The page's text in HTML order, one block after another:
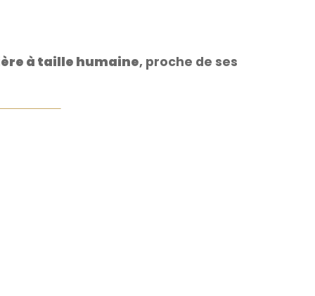
à taille humaine, proche de ses